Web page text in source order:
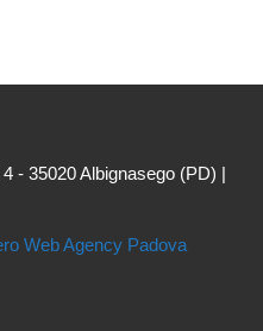
- 35020 Albignasego (PD) |
Web Agency Padova